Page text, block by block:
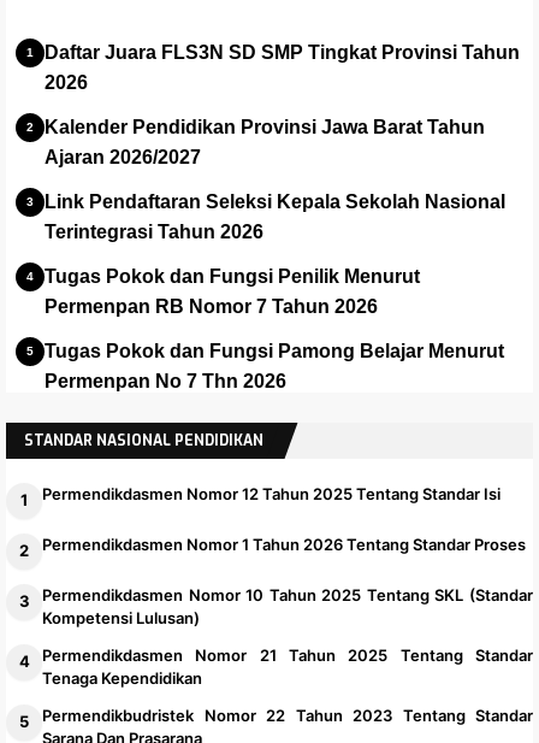
Daftar Juara FLS3N SD SMP Tingkat Provinsi Tahun
2026
Kalender Pendidikan Provinsi Jawa Barat Tahun
Ajaran 2026/2027
Link Pendaftaran Seleksi Kepala Sekolah Nasional
Terintegrasi Tahun 2026
Tugas Pokok dan Fungsi Penilik Menurut
Permenpan RB Nomor 7 Tahun 2026
Tugas Pokok dan Fungsi Pamong Belajar Menurut
Permenpan No 7 Thn 2026
Panduan dan Installer Apalikasi e-Rapor SMA Versi
2025.1
STANDAR NASIONAL PENDIDIKAN
Permendikdasmen Nomor 12 Tahun 2025 Tentang Standar Isi
Permendikdasmen Nomor 1 Tahun 2026 Tentang Standar Proses
Permendikdasmen Nomor 10 Tahun 2025 Tentang SKL (Standar
Kompetensi Lulusan)
Permendikdasmen Nomor 21 Tahun 2025 Tentang Standar
Tenaga Kependidikan
Permendikbudristek Nomor 22 Tahun 2023 Tentang Standar
Sarana Dan Prasarana